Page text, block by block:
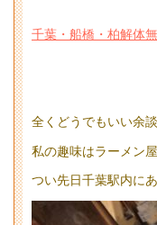
千葉・船橋・柏解体
全くどうでもいい余
私の趣味はラーメン
つい先日千葉駅内に